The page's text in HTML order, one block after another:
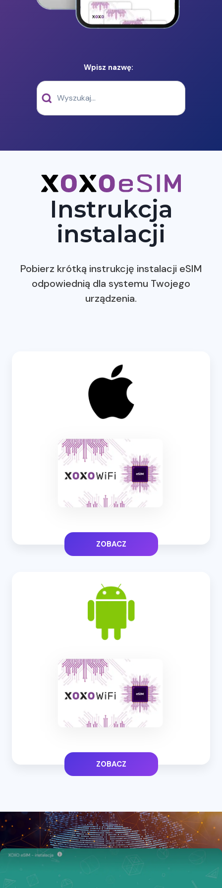
Wpisz nazwę:
Instrukcja
instalacji
Pobierz krótką instrukcję instalacji eSIM
odpowiednią dla systemu Twojego
urządzenia.
ZOBACZ
ZOBACZ